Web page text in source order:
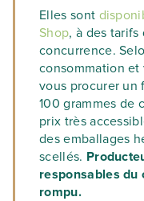
Elles sont
Shop, à des
concurrence.
consommation
vous procurer un
100 grammes de
prix très
des emballages
scellés.
responsables du
rompu.